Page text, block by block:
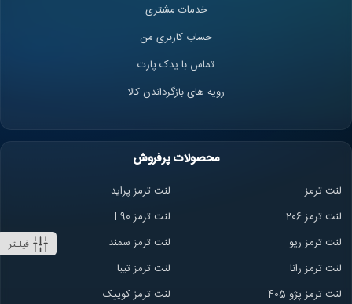
فیلـتر
خدمات مشتری
حساب کاربری من
تماس با یدک پارت
رویه های بازگرداندن کالا
محصولات پرفروش
لنت ترمز
لنت ترمز پراید
لنت ترمز 206
لنت ترمز l 90
لنت ترمز ریو
لنت ترمز سمند
لنت ترمز رانا
لنت ترمز تیبا
لنت ترمز پژو 405
لنت ترمز کوییک